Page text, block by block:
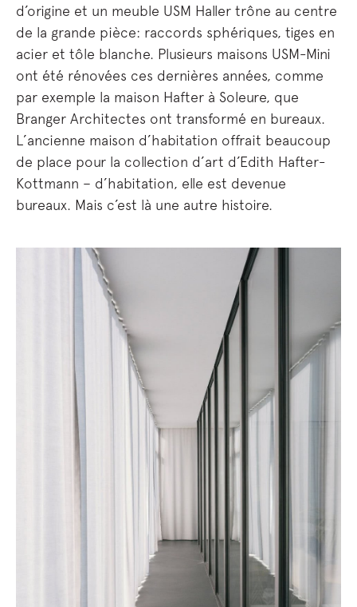
d’origine et un meuble USM Haller trône au centre
de la grande pièce: raccords sphériques, tiges en
acier et tôle blanche. Plusieurs maisons USM-Mini
ont été rénovées ces dernières années, comme
par exemple la maison Hafter à Soleure, que
Branger Architectes ont transformé en bureaux.
L’ancienne maison d’habitation offrait beaucoup
de place pour la collection d’art d’Edith Hafter-
Kottmann – d’habitation, elle est devenue
bureaux. Mais c’est là une autre histoire.